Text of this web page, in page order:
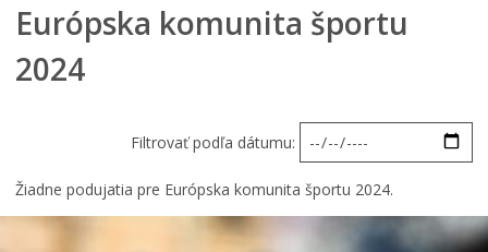
Výstavy
Iné podujatia
Európska komunita športu
2024
Filtrovať podľa dátumu:
Žiadne podujatia pre Európska komunita športu 2024.